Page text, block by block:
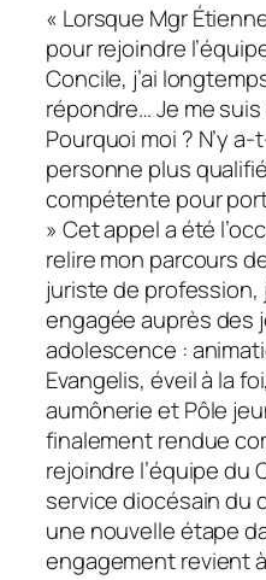
« Lorsque Mgr
pour rejoindre
Concile, j’ai
répondre… Je me
Pourquoi moi ? N’y
personne plus
compétente pour
» Cet appel a été
relire mon parcours
juriste de profession,
engagée auprès des
adolescence :
Evangelis, éveil à la
aumônerie et Pôle
finalement rendue
rejoindre l’équipe du
service diocésain du
une nouvelle étape
engagement revient